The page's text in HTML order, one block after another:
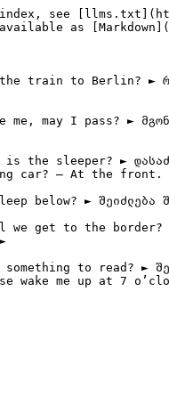
index, see
as
train to Berlin? ►
me, may I pass?
is the sleeper? ►
car? – At the front.
below? ►
we get to the
something to read? ►